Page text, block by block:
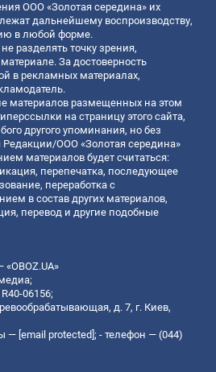
ООО «Золотая середина» их
дальнейшему воспроизводству,
в любой форме.
разделять точку зрения,
За достоверность
в рекламных материалах,
материалов размещенных на этом
на страницу этого сайта,
другого упоминания, но без
ООО «Золотая середина»
материалов будет считаться:
перепечатка, последующее
переработка с
в состав других материалов,
перевод и другие подобные
06156;
д. 7, г. Киев,
— [email protected] ; - телефон — (044)